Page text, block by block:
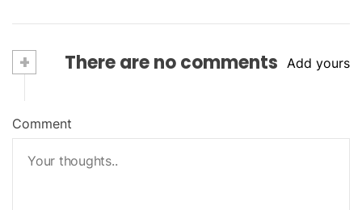
+ There are no comments Add yours
Comment